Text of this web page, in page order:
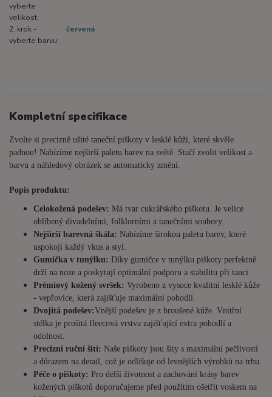
vyberte
velikost:
2. krok -
vyberte barvu:
červená
Kompletní specifikace
Zvolte si precizně ušité taneční piškoty v lesklé kůži, které skvěle
padnou! Nabízíme nejširší paletu barev na světě. Stačí zvolit velikost a
barvu a náhledový obrázek se automaticky změní.
Popis produktu:
Celokožená podešev: Má tvar cukrářského piškotu. Je velice
oblíbený divadelními, folklorními a tanečními soubory.
Nejširší barevná škála: Nabízíme širokou paletu barev, které
uspokojí každý vkus a styl.
Gumička v tunýlku: Díky gumičce v tunýlku piškoty perfektně
drží na noze a poskytují optimální podporu a stabilitu při tanci.
Prémiový kožený svršek: Vyrobeno z vysoce kvalitní lesklé kůže
- vepřovice, která zajišťuje maximální pohodlí.
Dvojitá podešev:Vnější podešev je z broušené kůže. Vnitřní
stélka je prošitá fleecová vrstva zajišťující extra pohodlí a
odolnost.
Precizní ruční šití: Naše piškoty jsou šity s maximální pečlivostí
a důrazem na detail, což je odlišuje od levnějších výrobků na trhu.
Péče o piškoty: Pro delší životnost a zachování krásy barev
kožených piškotů doporučujeme před použitím ošetřit voskem na